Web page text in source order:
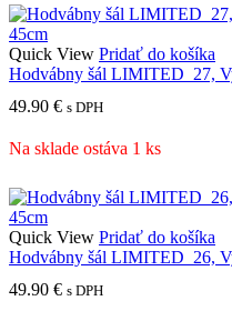
Quick View Pridať do košíka
Hodvábny šál LIMITED_27,
49.90 € s DPH
Na sklade ostáva 1 ks
Quick View Pridať do košíka
Hodvábny šál LIMITED_26,
49.90 € s DPH